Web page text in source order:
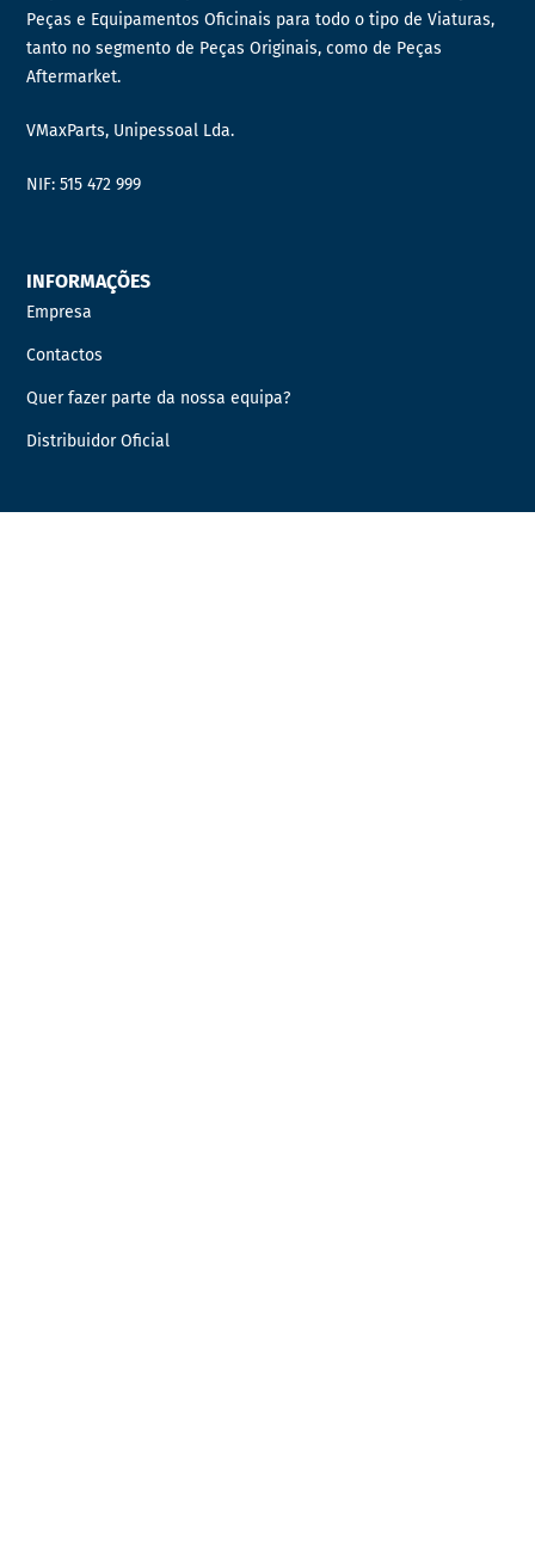
Peças e Equipamentos Oficinais para todo o tipo de Viaturas,
tanto no segmento de Peças Originais, como de Peças
Aftermarket.
VMaxParts, Unipessoal Lda.
NIF: 515 472 999
INFORMAÇÕES
Empresa
Contactos
Quer fazer parte da nossa equipa?
Distribuidor Oficial
PRODUTOS